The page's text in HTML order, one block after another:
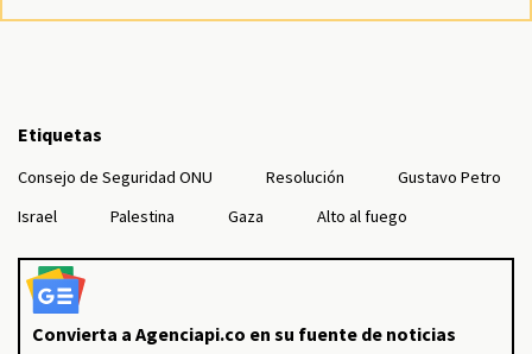
Etiquetas
Consejo de Seguridad ONU Resolución
Gustavo Petro
Israel
Palestina Gaza Alto al fuego
Convierta a Agenciapi.co en su fuente de noticias